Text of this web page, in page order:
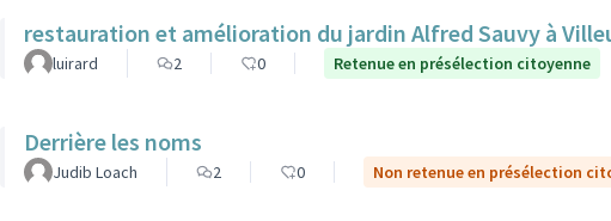
restauration et amélioration du jardin Alfred Sauvy à
luirard 2 0 Retenue en présélection citoyenne
Derrière les noms
Judib Loach 2 0 Non retenue en présélection